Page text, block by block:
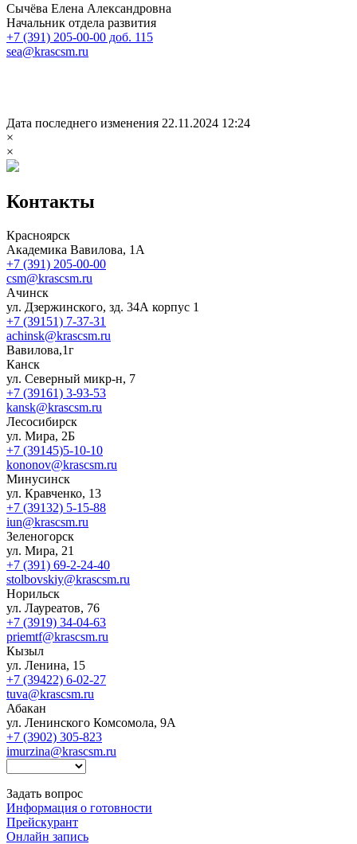
Сычёва Елена Александровна
Начальник отдела развития
+7 (391) 205-00-00 доб. 115
sea@krascsm.ru
Дата последнего изменения 22.11.2024 12:24
×
×
Контакты
Красноярск
Академика Вавилова, 1А
+7 (391) 205-00-00
csm@krascsm.ru
Ачинск
ул. Дзержинского, зд. 34А корпус 1
+7 (39151) 7-37-31
achinsk@krascsm.ru
Вавилова,1г
Канск
ул. Северный микр-н, 7
+7 (39161) 3-93-53
kansk@krascsm.ru
Лесосибирск
ул. Мира, 2Б
+7 (39145)5-10-10
kononov@krascsm.ru
Минусинск
ул. Кравченко, 13
+7 (39132) 5-15-88
iun@krascsm.ru
Зеленогорск
ул. Мира, 21
+7 (391) 69-2-24-40
stolbovskiy@krascsm.ru
Норильск
ул. Лауреатов, 76
+7 (3919) 34-04-63
priemtf@krascsm.ru
Кызыл
ул. Ленина, 15
+7 (39422) 6-02-27
tuva@krascsm.ru
Абакан
ул. Ленинского Комсомола, 9А
+7 (3902) 305-823
imurzina@krascsm.ru
Задать вопрос
Информация о готовности
Прейскурант
Онлайн запись